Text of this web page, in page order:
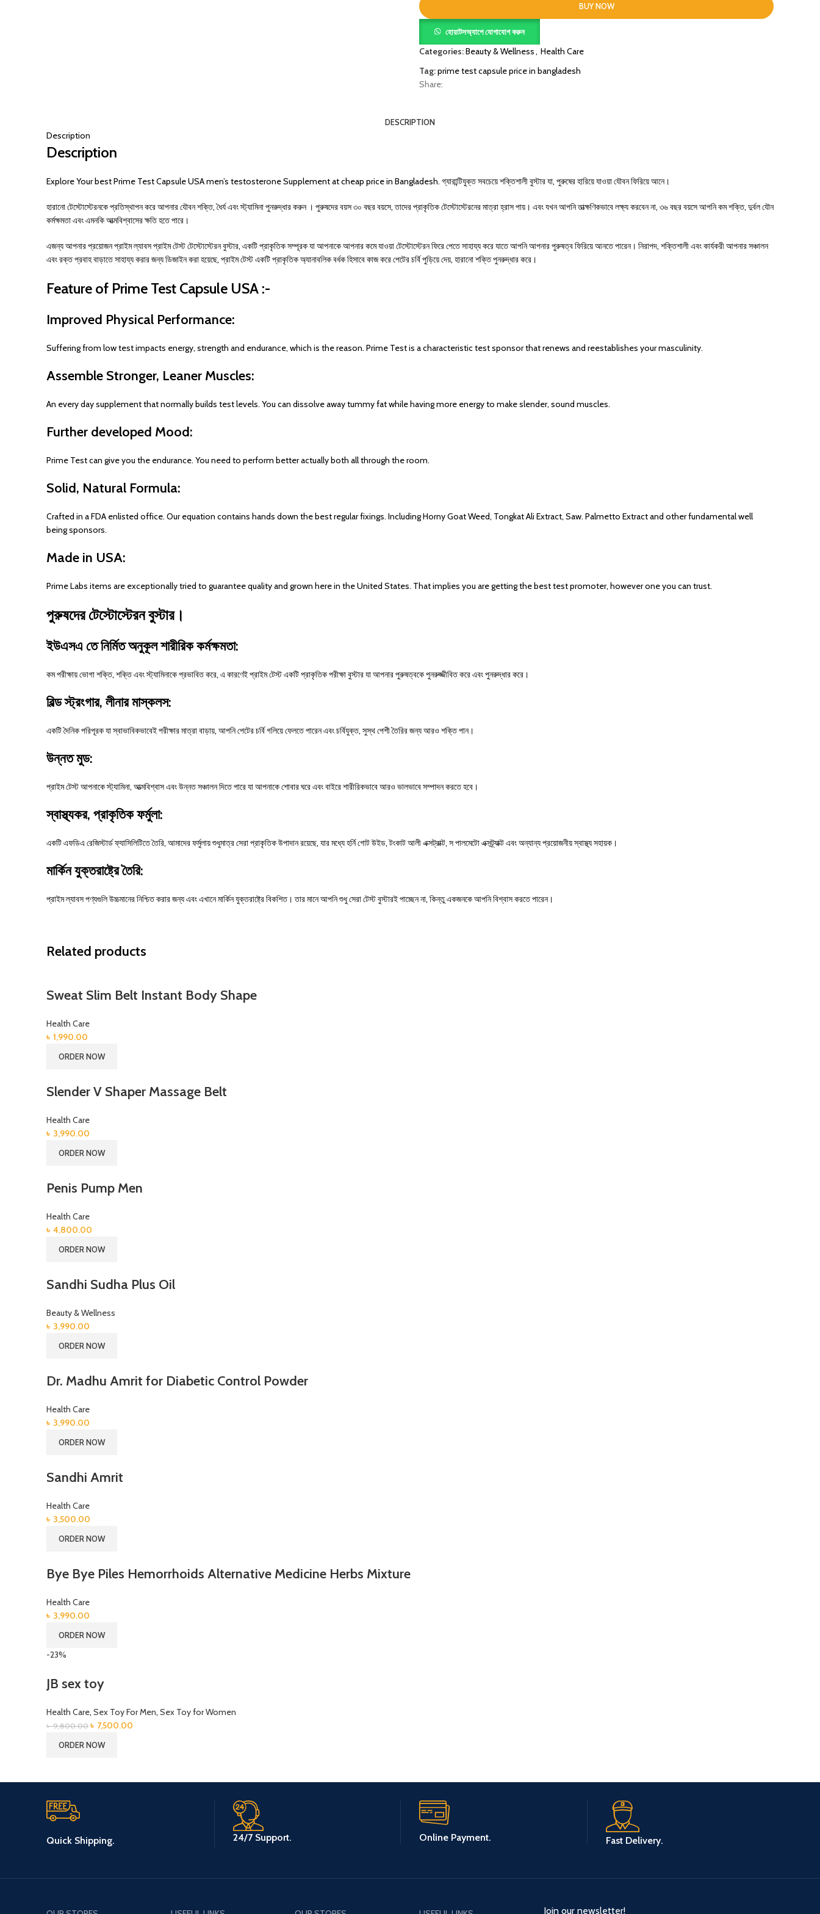
BUY NOW
হোয়াটসঅ্যাপে যোগাযোগ করুন
Categories:Beauty & Wellness, Health Care
Tag:prime test capsule price in bangladesh
Share:
DESCRIPTION
Description
Description
Explore Your best Prime Test Capsule USA men’s testosterone Supplement at cheap price in Bangladesh. গ্যারান্টিযুক্ত সবচেয়ে শক্তিশালী বুস্টার যা, পুরুষের হারিয়ে যাওয়া যৌবন ফিরিয়ে আনে।
হারানো টেস্টোস্টেরনকে প্রতিস্থাপন করে আপনার যৌবন শক্তি, ধৈর্য এবং স্ট্যামিনা পুনরুদ্ধার করুন । পুরুষদের বয়স ৩০ বছর বয়সে, তাদের প্রাকৃতিক টেস্টোস্টেরনের মাত্রা হ্রাস পায়। এবং যখন আপনি তাত্ক্ষণিকভাবে লক্ষ্য করবেন না, ৩৬ বছর বয়সে আপনি কম শক্তি, দুর্বল যৌন
কর্মক্ষমতা এবং এমনকি আত্মবিশ্বাসের ক্ষতি হতে পারে।
এজন্য আপনার প্রয়োজন প্রাইম ল্যাবস প্রাইম টেস্ট টেস্টোস্টেরন বুস্টার, একটি প্রাকৃতিক সম্পূরক যা আপনাকে আপনার কমে যাওয়া টেস্টোস্টেরন ফিরে পেতে সাহায্য করে যাতে আপনি আপনার পুরুষত্ব ফিরিয়ে আনতে পারেন। নিরাপদ, শক্তিশালী এবং কার্যকরী আপনার সঞ্চালন
এবং রক্ত ​​প্রবাহ বাড়াতে সাহায্য করার জন্য ডিজাইন করা হয়েছে, প্রাইম টেস্ট একটি প্রাকৃতিক অ্যানাবলিক বর্ধক হিসাবে কাজ করে পেটের চর্বি পুড়িয়ে দেয়, হারানো শক্তি পুনরুদ্ধার করে।
Feature of Prime Test Capsule USA :-
Improved Physical Performance:
Suffering from low test impacts energy, strength and endurance, which is the reason. Prime Test is a characteristic test sponsor that renews and reestablishes your masculinity.
Assemble Stronger, Leaner Muscles:
An every day supplement that normally builds test levels. You can dissolve away tummy fat while having more energy to make slender, sound muscles.
Further developed Mood:
Prime Test can give you the endurance. You need to perform better actually both all through the room.
Solid, Natural Formula:
Crafted in a FDA enlisted office. Our equation contains hands down the best regular fixings. Including Horny Goat Weed, Tongkat Ali Extract, Saw. Palmetto Extract and other fundamental well
being sponsors.
Made in USA:
Prime Labs items are exceptionally tried to guarantee quality and grown here in the United States. That implies you are getting the best test promoter, however one you can trust.
পুরুষদের টেস্টোস্টেরন বুস্টার।
ইউএসএ তে নির্মিত অনুকূল শারীরিক কর্মক্ষমতা:
কম পরীক্ষায় ভোগা শক্তি, শক্তি এবং স্ট্যামিনাকে প্রভাবিত করে, এ কারণেই প্রাইম টেস্ট একটি প্রাকৃতিক পরীক্ষা বুস্টার যা আপনার পুরুষত্বকে পুনরুজ্জীবিত করে এবং পুনরুদ্ধার করে।
বিল্ড স্ট্রংগার, লীনার মাস্কলস:
একটি দৈনিক পরিপূরক যা স্বাভাবিকভাবেই পরীক্ষার মাত্রা বাড়ায়, আপনি পেটের চর্বি গলিয়ে ফেলতে পারেন এবং চর্বিযুক্ত, সুস্থ পেশী তৈরির জন্য আরও শক্তি পান।
উন্নত মুড:
প্রাইম টেস্ট আপনাকে স্ট্যামিনা, আত্মবিশ্বাস এবং উন্নত সঞ্চালন দিতে পারে যা আপনাকে শোবার ঘরে এবং বাইরে শারীরিকভাবে আরও ভালভাবে সম্পাদন করতে হবে।
স্বাস্থ্যকর, প্রাকৃতিক ফর্মুলা:
একটি এফডিএ রেজিস্টার্ড ফ্যাসিলিটিতে তৈরি, আমাদের ফর্মুলায় শুধুমাত্র সেরা প্রাকৃতিক উপাদান রয়েছে, যার মধ্যে হর্নি গোট উইড, টংকাট আলী এক্সট্রাক্ট, স পালমেটো এক্সট্র্যাক্ট এবং অন্যান্য প্রয়োজনীয় স্বাস্থ্য সহায়ক।
মার্কিন যুক্তরাষ্ট্রে তৈরি:
প্রাইম ল্যাবস পণ্যগুলি উচ্চমানের নিশ্চিত করার জন্য এবং এখানে মার্কিন যুক্তরাষ্ট্রে বিকশিত। তার মানে আপনি শুধু সেরা টেস্ট বুস্টারই পাচ্ছেন না, কিন্তু একজনকে আপনি বিশ্বাস করতে পারেন।
Related products
Sweat Slim Belt Instant Body Shape
Health Care
৳ 1,990.00
ORDER NOW
Slender V Shaper Massage Belt
Health Care
৳ 3,990.00
ORDER NOW
Penis Pump Men
Health Care
৳ 4,800.00
ORDER NOW
Sandhi Sudha Plus Oil
Beauty & Wellness
৳ 3,990.00
ORDER NOW
Dr. Madhu Amrit for Diabetic Control Powder
Health Care
৳ 3,990.00
ORDER NOW
Sandhi Amrit
Health Care
৳ 3,500.00
ORDER NOW
Bye Bye Piles Hemorrhoids Alternative Medicine Herbs Mixture
Health Care
৳ 3,990.00
ORDER NOW
-23%
JB sex toy
Health Care, Sex Toy For Men, Sex Toy for Women
৳9,800.00 Original
was:
৳ 7,500.00
ORDER NOW
Quick Shipping. 24/7 Support. Online Payment. Fast Delivery.
Join our newsletter!